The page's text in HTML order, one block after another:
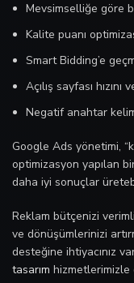
Mevsimselliğe göre
Kalite puanı
Smart Bidding’e
Açılış sayfası
Negatif anahtar
Google Ads yönetimi,
optimizasyon yapılan
daha iyi sonuçlar
Reklam bütçenizi
ve dönüşümlerinizi
desteğine ihtiyacınız
tasarım hizmetlerimizle